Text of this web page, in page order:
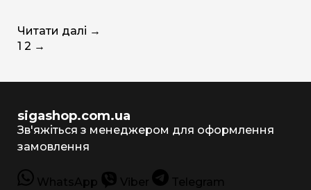
Читати далі →
1 2 →
sigashop.com.ua
Зв'яжіться з менеджером для оформлення
замовлення
WhatsApp Viber
Telegram